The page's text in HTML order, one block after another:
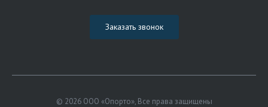
Заказать звонок
© 2026 ООО «Опорто», Все права защищены